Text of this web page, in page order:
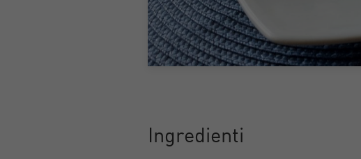
Ingredienti